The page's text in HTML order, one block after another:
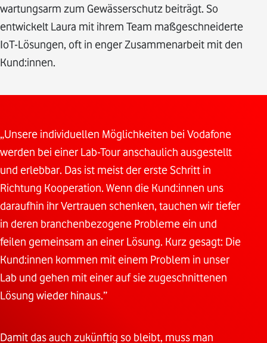
wartungsarm zum Gewässerschutz beiträgt. So
entwickelt Laura mit ihrem Team maßgeschneiderte
IoT-Lösungen, oft in enger Zusammenarbeit mit den
Kund:innen.
„Unsere individuellen Möglichkeiten bei Vodafone
werden bei einer Lab-Tour anschaulich ausgestellt
und erlebbar. Das ist meist der erste Schritt in
Richtung Kooperation. Wenn die Kund:innen uns
daraufhin ihr Vertrauen schenken, tauchen wir tiefer
in deren branchenbezogene Probleme ein und
feilen gemeinsam an einer Lösung. Kurz gesagt: Die
Kund:innen kommen mit einem Problem in unser
Lab und gehen mit einer auf sie zugeschnittenen
Lösung wieder hinaus.”
Damit das auch zukünftig so bleibt, muss man